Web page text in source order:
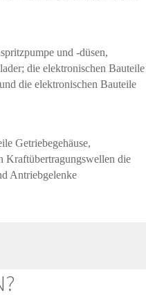
und -düsen,
die elektronischen Bauteile
die elektronischen Bauteile
Getriebegehäuse,
Kraftübertragungswellen die
Antriebgelenke